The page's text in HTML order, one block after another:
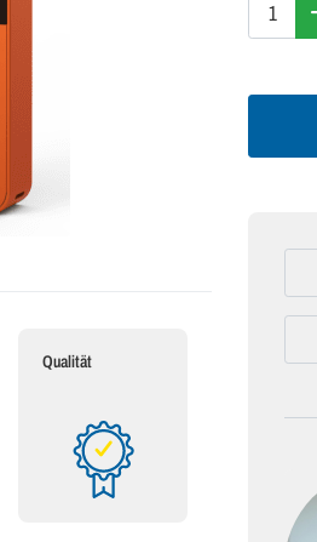
Qualität